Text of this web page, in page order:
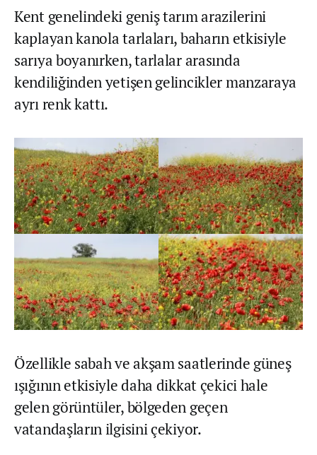
Kent genelindeki geniş tarım arazilerini
kaplayan kanola tarlaları, baharın etkisiyle
sarıya boyanırken, tarlalar arasında
kendiliğinden yetişen gelincikler manzaraya
ayrı renk kattı.
Özellikle sabah ve akşam saatlerinde güneş
ışığının etkisiyle daha dikkat çekici hale
gelen görüntüler, bölgeden geçen
vatandaşların ilgisini çekiyor.